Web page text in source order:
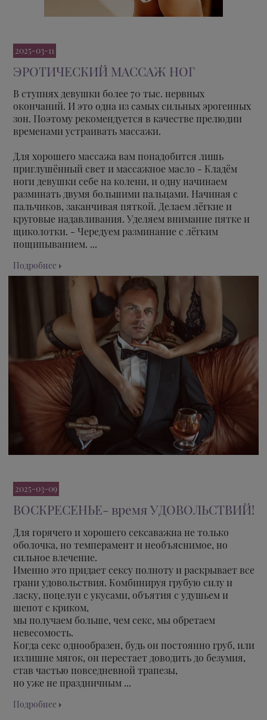
2025-03-11
ЭРОТИЧЕСКИЙ МАССАЖ НОГ
В ступнях девушки более 70 тыс. нервных
окончаний. И это одна из самых сильных эрогенных
зон. Поэтому рекомендуется в качестве прелюдии
временами устраивать массажи.
Для хорошего массажа вам понадобится лишь
приглушённый свет и массажное масло - Кладём
ноги девушки себе на колени, и одну начинаем
разминать двумя большими пальцами. Начиная с
пальчиков, заканчивая пяткой. Делаем лёгкие и
круговые надавливания. Уделяем внимание пятке и
щиколотки. - Чередуем разминание с лёгким
пощипыванием. ...
Подробнее
2025-03-09
ВОСКРЕСЕНЬЕ- время УДОВОЛЬСТВИЙ!
Для горячего и хорошего сексаважна не только
оболочка, но темперамент и необъяснимое, но
сильное влечение.
Именно это придает сексу полноту и раскрывает все
грани удовольствия. Комбинируя грубую силу и
ласку, поцелуи с укусами, объятия с удушьем и
шепот с криком,
мы получаем больше, чем секс, мы обретаем
невесомость.
Когда секс однообразен, будь он постоянно груб, или
излишне мягок, он перестает доводить до безумия,
став частью повседневной трапезы,
но уже не праздничным ...
Подробнее